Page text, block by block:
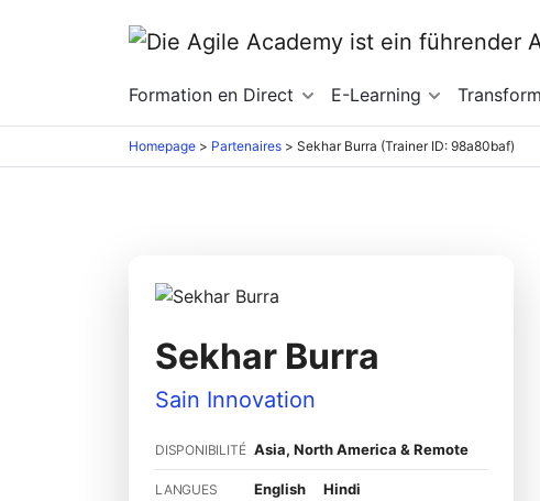
Formation en Direct E-Learning
Homepage > Partenaires > Sekhar Burra (Trainer ID: 98a80baf)
Sekhar Burra
Sain Innovation
DISPONIBILITÉ Asia, North America & Remote
LANGUES English Hindi